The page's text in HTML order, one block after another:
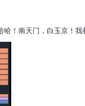
！南天门，白玉京！我